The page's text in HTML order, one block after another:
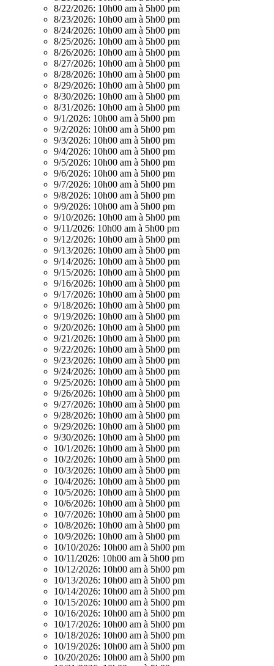
8/22/2026: 10h00 am à 5h00 pm
8/23/2026: 10h00 am à 5h00 pm
8/24/2026: 10h00 am à 5h00 pm
8/25/2026: 10h00 am à 5h00 pm
8/26/2026: 10h00 am à 5h00 pm
8/27/2026: 10h00 am à 5h00 pm
8/28/2026: 10h00 am à 5h00 pm
8/29/2026: 10h00 am à 5h00 pm
8/30/2026: 10h00 am à 5h00 pm
8/31/2026: 10h00 am à 5h00 pm
9/1/2026: 10h00 am à 5h00 pm
9/2/2026: 10h00 am à 5h00 pm
9/3/2026: 10h00 am à 5h00 pm
9/4/2026: 10h00 am à 5h00 pm
9/5/2026: 10h00 am à 5h00 pm
9/6/2026: 10h00 am à 5h00 pm
9/7/2026: 10h00 am à 5h00 pm
9/8/2026: 10h00 am à 5h00 pm
9/9/2026: 10h00 am à 5h00 pm
9/10/2026: 10h00 am à 5h00 pm
9/11/2026: 10h00 am à 5h00 pm
9/12/2026: 10h00 am à 5h00 pm
9/13/2026: 10h00 am à 5h00 pm
9/14/2026: 10h00 am à 5h00 pm
9/15/2026: 10h00 am à 5h00 pm
9/16/2026: 10h00 am à 5h00 pm
9/17/2026: 10h00 am à 5h00 pm
9/18/2026: 10h00 am à 5h00 pm
9/19/2026: 10h00 am à 5h00 pm
9/20/2026: 10h00 am à 5h00 pm
9/21/2026: 10h00 am à 5h00 pm
9/22/2026: 10h00 am à 5h00 pm
9/23/2026: 10h00 am à 5h00 pm
9/24/2026: 10h00 am à 5h00 pm
9/25/2026: 10h00 am à 5h00 pm
9/26/2026: 10h00 am à 5h00 pm
9/27/2026: 10h00 am à 5h00 pm
9/28/2026: 10h00 am à 5h00 pm
9/29/2026: 10h00 am à 5h00 pm
9/30/2026: 10h00 am à 5h00 pm
10/1/2026: 10h00 am à 5h00 pm
10/2/2026: 10h00 am à 5h00 pm
10/3/2026: 10h00 am à 5h00 pm
10/4/2026: 10h00 am à 5h00 pm
10/5/2026: 10h00 am à 5h00 pm
10/6/2026: 10h00 am à 5h00 pm
10/7/2026: 10h00 am à 5h00 pm
10/8/2026: 10h00 am à 5h00 pm
10/9/2026: 10h00 am à 5h00 pm
10/10/2026: 10h00 am à 5h00 pm
10/11/2026: 10h00 am à 5h00 pm
10/12/2026: 10h00 am à 5h00 pm
10/13/2026: 10h00 am à 5h00 pm
10/14/2026: 10h00 am à 5h00 pm
10/15/2026: 10h00 am à 5h00 pm
10/16/2026: 10h00 am à 5h00 pm
10/17/2026: 10h00 am à 5h00 pm
10/18/2026: 10h00 am à 5h00 pm
10/19/2026: 10h00 am à 5h00 pm
10/20/2026: 10h00 am à 5h00 pm